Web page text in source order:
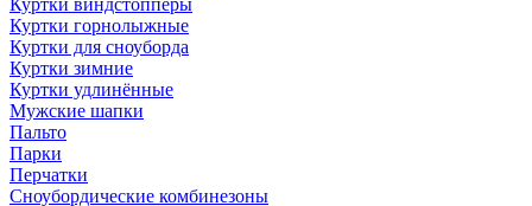
Куртки виндстопперы
Куртки горнолыжные
Куртки для сноуборда
Куртки зимние
Куртки удлинённые
Мужские шапки
Пальто
Парки
Перчатки
Сноубордические комбинезоны